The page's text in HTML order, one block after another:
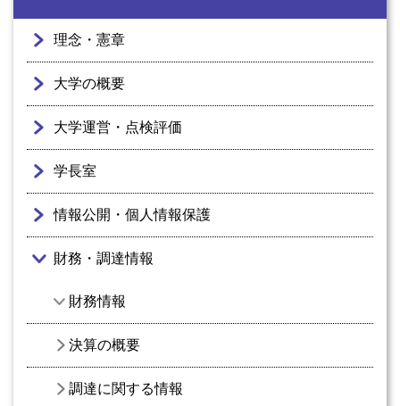
理念・憲章
大学の概要
大学運営・点検評価
学長室
情報公開・個人情報保護
財務・調達情報
財務情報
決算の概要
調達に関する情報